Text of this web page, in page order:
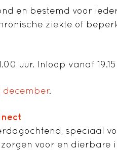
en bestemd voor
ziekte of
uur. Inloop vanaf 19.15
december.
speciaal
voor en dierbare